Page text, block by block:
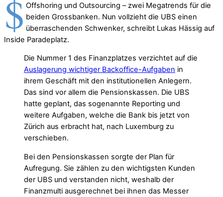
Offshoring und Outsourcing – zwei Megatrends für die
beiden Grossbanken. Nun vollzieht die UBS einen
überraschenden Schwenker, schreibt Lukas Hässig auf
Inside Paradeplatz.
Die Nummer 1 des Finanzplatzes verzichtet auf die
Auslagerung wichtiger Backoffice-Aufgaben in
ihrem Geschäft mit den institutionellen Anlegern.
Das sind vor allem die Pensionskassen. Die UBS
hatte geplant, das sogenannte Reporting und
weitere Aufgaben, welche die Bank bis jetzt von
Zürich aus erbracht hat, nach Luxemburg zu
verschieben.
Bei den Pensionskassen sorgte der Plan für
Aufregung. Sie zählen zu den wichtigsten Kunden
der UBS und verstanden nicht, weshalb der
Finanzmulti ausgerechnet bei ihnen das Messer